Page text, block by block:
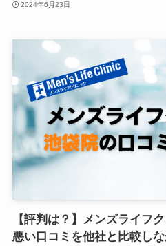
2024年6月23日
【評判は？】メンズライフ
悪い口コミを他社と比較し